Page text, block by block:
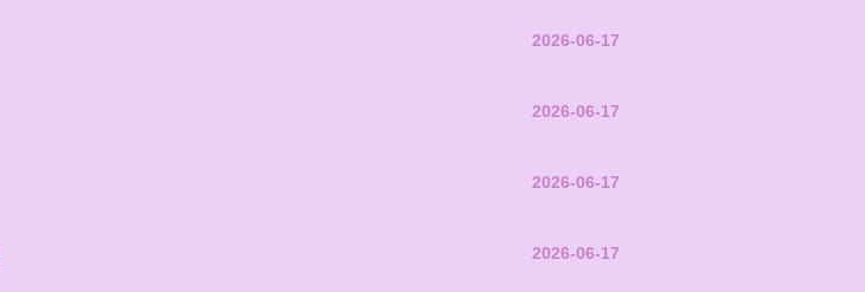
2026-06-17
2026-06-17
2026-06-17
2026-06-17